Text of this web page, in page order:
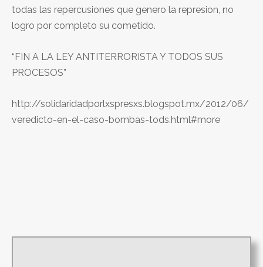
todas las repercusiones que genero la represion, no
logro por completo su cometido.
“FIN A LA LEY ANTITERRORISTA Y TODOS SUS
PROCESOS”
http://solidaridadporlxspresxs.blogspot.mx/2012/06/
veredicto-en-el-caso-bombas-tods.html#more